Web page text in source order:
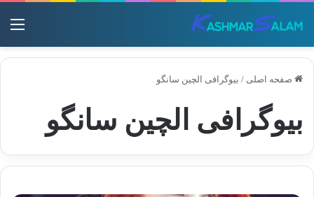
صفحه اصلی / بیوگرافی الچین سانگو
بیوگرافی الچین سانگو